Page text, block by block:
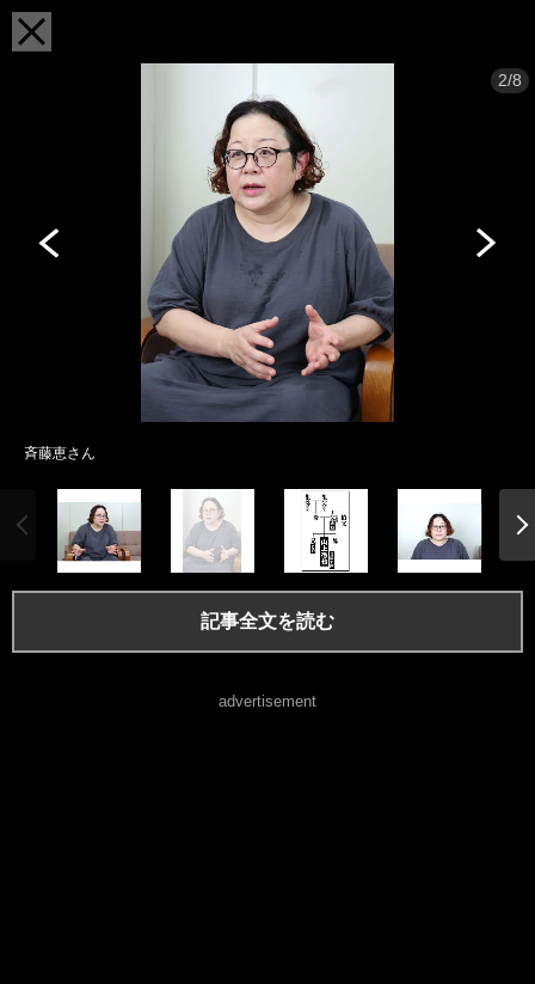
2/8
斉藤恵さん
記事全文を読む
advertisement